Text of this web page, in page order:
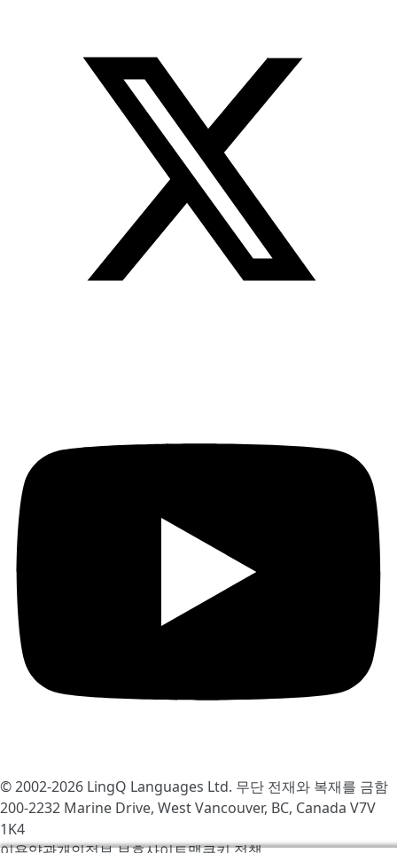
© 2002-2026 LingQ Languages Ltd. 무단 전재와 복재를 금함
200-2232 Marine Drive, West Vancouver, BC, Canada V7V
1K4